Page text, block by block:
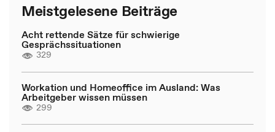
Meistgelesene Beiträge
Acht rettende Sätze für schwierige
Gesprächssituationen
329
Workation und Homeoffice im Ausland: Was
Arbeitgeber wissen müssen
299